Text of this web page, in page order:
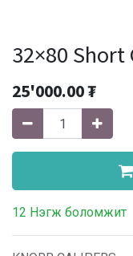
32×80 Short
25'000.00₮
12 Нэгж боломжит